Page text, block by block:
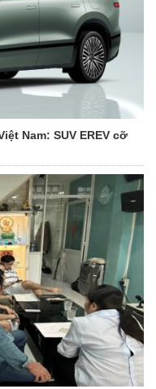
Nam: SUV EREV cỡ